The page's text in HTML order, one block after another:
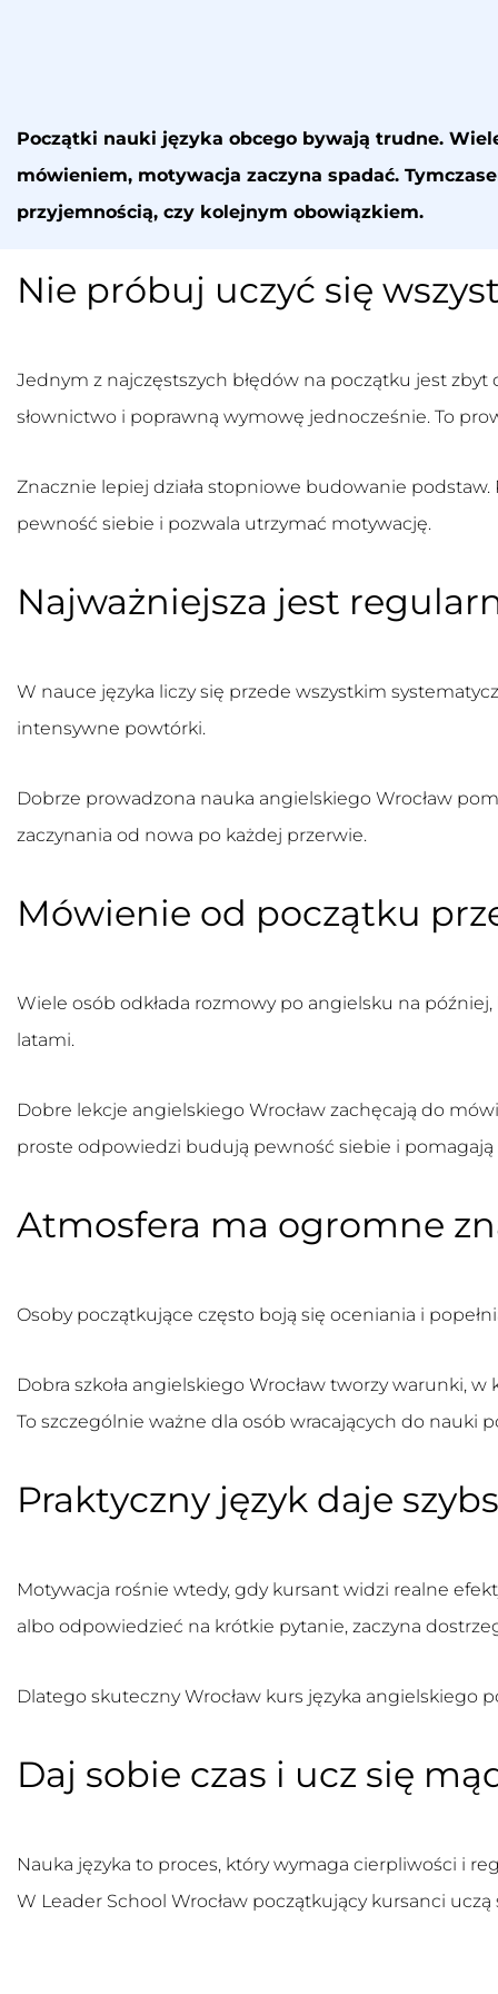
Początki nauki języka obcego bywają trudne.
mówieniem, motywacja zaczyna spadać.
przyjemnością, czy kolejnym obowiązkiem.
Nie próbuj uczyć się
Jednym z najczęstszych błędów na początku jest zbyt
słownictwo i poprawną wymowę jednocześnie. To
Znacznie lepiej działa stopniowe budowanie
pewność siebie i pozwala utrzymać motywację.
Najważniejsza jest
W nauce języka liczy się przede wszystkim
intensywne powtórki.
Dobrze prowadzona nauka angielskiego Wrocław
zaczynania od nowa po każdej przerwie.
Mówienie od początku
Wiele osób odkłada rozmowy po angielsku na
latami.
Dobre lekcje angielskiego Wrocław zachęcają do
proste odpowiedzi budują pewność siebie i
Atmosfera ma ogromne
Osoby początkujące często boją się oceniania i
Dobra szkoła angielskiego Wrocław tworzy warunki, w
To szczególnie ważne dla osób wracających do nauki
Praktyczny język daje
Motywacja rośnie wtedy, gdy kursant widzi realne
albo odpowiedzieć na krótkie pytanie, zaczyna
Dlatego skutecznyWrocław kurs języka angielskiego
Daj sobie czas i ucz się
Nauka języka to proces, który wymaga cierpliwości i
W Leader School Wrocław początkujący kursanci